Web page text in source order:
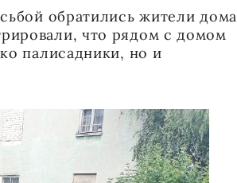
обратились жители дома
что рядом с домом
палисадники, но и